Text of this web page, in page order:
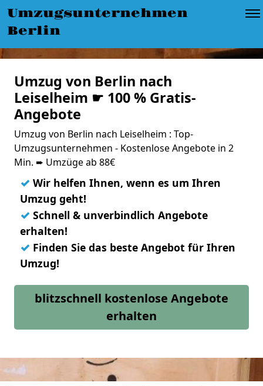
Umzugsunternehmen
Berlin
Umzug von Berlin nach
Leiselheim ☛ 100 % Gratis-
Angebote
Umzug von Berlin nach Leiselheim : Top-
Umzugsunternehmen - Kostenlose Angebote in 2
Min. ➨ Umzüge ab 88€
✓ Wir helfen Ihnen, wenn es um Ihren
Umzug geht!
✓ Schnell & unverbindlich Angebote
erhalten!
✓ Finden Sie das beste Angebot für Ihren
Umzug!
blitzschnell kostenlose Angebote
erhalten